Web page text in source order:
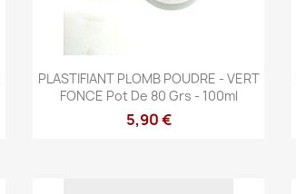
Aperçu rapide
PLASTIFIANT PLOMB POUDRE - VERT
FONCE Pot De 80 Grs - 100ml
5,90 €